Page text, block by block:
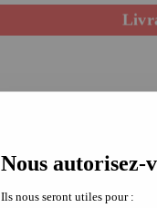
LOISIRS CREATIFS
Nous autorisez-
Ils nous seront utiles pour :